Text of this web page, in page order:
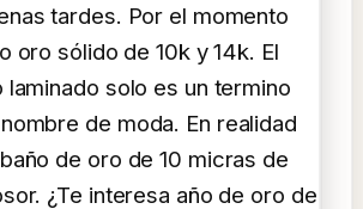
tardes. Por el momento
oro sólido de 10k y 14k. El
laminado solo es un termino
de moda. En realidad
de oro de 10 micras de
¿Te interesa año de oro de